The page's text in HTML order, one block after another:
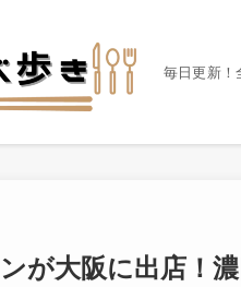
毎日更新！
が大阪に出店！